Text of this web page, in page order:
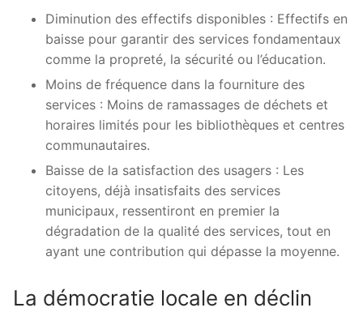
Diminution des effectifs disponibles : Effectifs en
baisse pour garantir des services fondamentaux
comme la propreté, la sécurité ou l’éducation.
Moins de fréquence dans la fourniture des
services : Moins de ramassages de déchets et
horaires limités pour les bibliothèques et centres
communautaires.
Baisse de la satisfaction des usagers : Les
citoyens, déjà insatisfaits des services
municipaux, ressentiront en premier la
dégradation de la qualité des services, tout en
ayant une contribution qui dépasse la moyenne.
La démocratie locale en déclin